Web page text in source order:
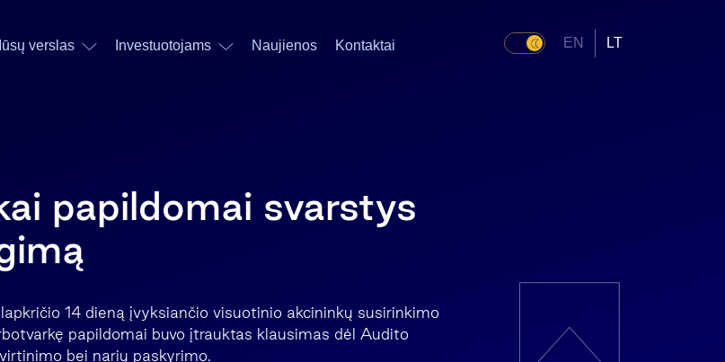
verslas Investuotojams Naujienos Kontaktai EN LT
papildomai svarstys
14 dieną įvyksiančio visuotinio akcininkų susirinkimo
papildomai buvo įtrauktas klausimas dėl Audito
bei narių paskyrimo.